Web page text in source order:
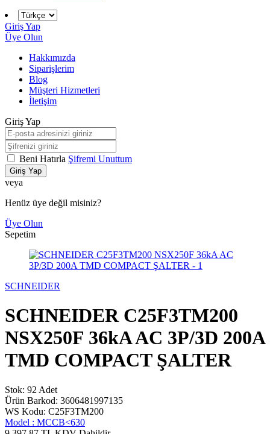
Giriş Yap
Üye Olun
Hakkımızda
Siparişlerim
Blog
Müşteri Hizmetleri
İletişim
Giriş Yap
Beni Hatırla Şifremi Unuttum
Giriş Yap
veya
Henüz üye değil misiniz?
Üye Olun
Sepetim
SCHNEIDER
SCHNEIDER C25F3TM200
NSX250F 36kA AC 3P/3D 200A
TMD COMPACT ŞALTER
Stok: 92 Adet
Ürün Barkod: 3606481997135
WS Kodu: C25F3TM200
Model : MCCB<630